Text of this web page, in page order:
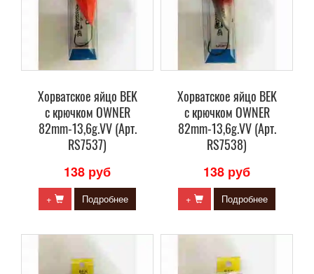
Хорватское яйцо BEK
с крючком OWNER
82mm-13,6g.VV (Арт.
RS7537)
138 руб
+ Подробнее
Хорватское яйцо BEK
с крючком OWNER
82mm-13,6g.VV (Арт.
RS7538)
138 руб
+ Подробнее